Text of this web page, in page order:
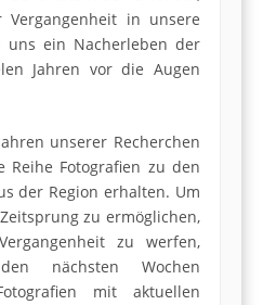
in unsere
ein Nacherleben der
Jahren vor die Augen
unserer Recherchen
Reihe Fotografien zu den
der Region erhalten. Um
zu ermöglichen,
zu werfen,
nächsten Wochen
mit aktuellen